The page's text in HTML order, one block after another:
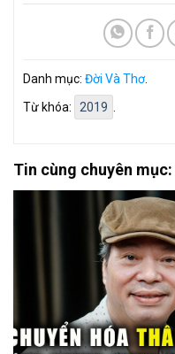
Danh mục: Đời Và Thơ.
Từ khóa:
2019
Tin cùng chuyên mục: